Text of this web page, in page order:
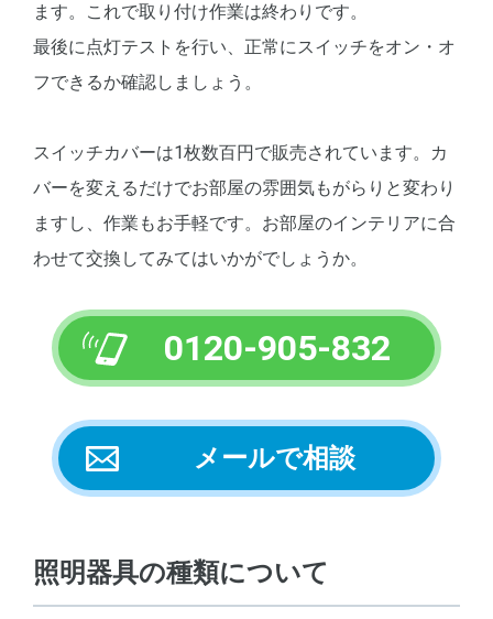
ます。これで取り付け作業は終わりです。
最後に点灯テストを行い、正常にスイッチをオン・オ
フできるか確認しましょう。
スイッチカバーは1枚数百円で販売されています。カ
バーを変えるだけでお部屋の雰囲気もがらりと変わり
ますし、作業もお手軽です。お部屋のインテリアに合
わせて交換してみてはいかがでしょうか。
0120-905-832
メールで相談
照明器具の種類について